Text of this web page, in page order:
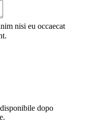
nisi eu occaecat
dopo